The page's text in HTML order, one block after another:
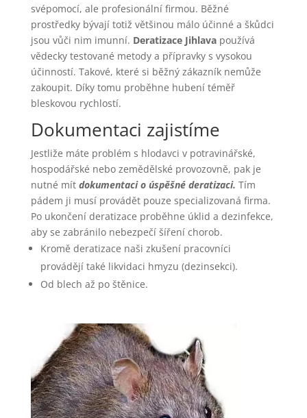
svépomocí, ale profesionální firmou. Běžné
prostředky bývají totiž většinou málo účinné a škůdci
jsou vůči nim imunní. Deratizace Jihlavapoužívá
vědecky testované metody a přípravky s vysokou
účinností. Takové, které si běžný zákazník nemůže
zakoupit. Díky tomu proběhne hubení téměř
bleskovou rychlostí.
Dokumentaci zajistíme
Jestliže máte problém s hlodavci v potravinářské,
hospodářské nebo zemědělské provozovně, pak je
nutné mít dokumentaci o úspěšné deratizaci. Tím
pádem ji musí provádět pouze specializovaná firma.
Po ukončení deratizace proběhne úklid a dezinfekce,
aby se zabránilo nebezpečí šíření chorob.
Kromě deratizace naši zkušení pracovníci
provádějí také likvidaci hmyzu (dezinsekci).
Od blech až po štěnice.